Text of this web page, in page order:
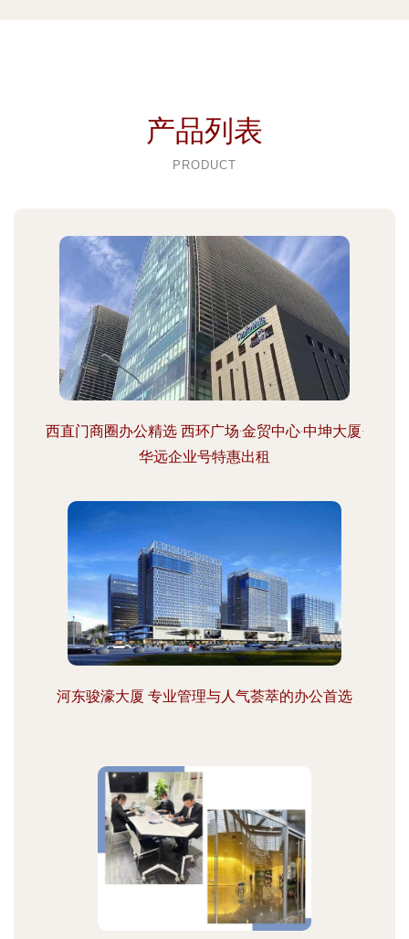
产品列表
PRODUCT
西直门商圈办公精选 西环广场·金贸中心·中坤大厦·
华远企业号特惠出租
河东骏濠大厦 专业管理与人气荟萃的办公首选